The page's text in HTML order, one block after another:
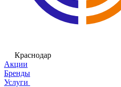
Краснодар
Акции
Бренды
Услуги